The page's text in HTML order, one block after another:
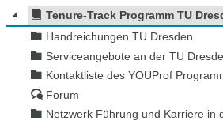
Tenure-Track Programm TU
Handreichungen TU Dresden
Serviceangebote an der TU
Kontaktliste des YOUProf
Forum
Netzwerk Führung und Karriere in